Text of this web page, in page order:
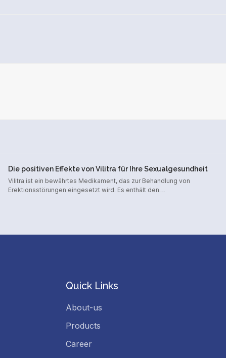
Die positiven Effekte von Vilitra für Ihre Sexualgesundheit
Vilitra ist ein bewährtes Medikament, das zur Behandlung von
Erektionsstörungen eingesetzt wird. Es enthält den…
Quick Links
About-us
Products
Career